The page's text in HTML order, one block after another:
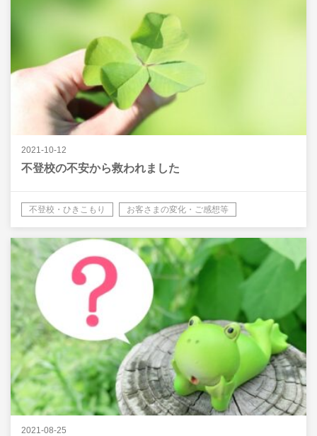
2021-10-12
不登校の不安から救われました
不登校・ひきこもり お客さまの変化・ご感想等
2021-08-25